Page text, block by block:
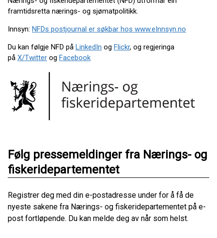
framtidsretta nærings- og sjømatpolitikk.
Innsyn: NFDs postjournal er søkbar hos www.eInnsyn.no
Du kan følgje NFD på LinkedIn og Flickr, og regjeringa
på X/Twitter og Facebook
Følg pressemeldinger fra Nærings- og
fiskeridepartementet
Registrer deg med din e-postadresse under for å få de
nyeste sakene fra Nærings- og fiskeridepartementet på e-
post fortløpende. Du kan melde deg av når som helst.